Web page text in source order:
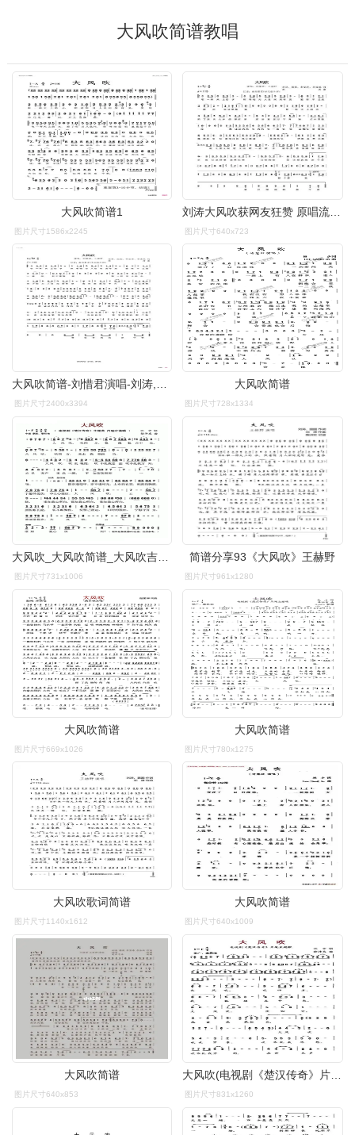
大风吹简谱教唱
大风吹简谱1
图片尺寸1586x2245 图片尺寸640x723
大风吹简谱-刘惜君演唱-刘涛,圆圆,李坚涛/刘涛词曲1
图片尺寸2400x3394
大风吹简谱
图片尺寸728x1334
图片尺寸731x1006
简谱分享93《大风吹》王赫野
图片尺寸961x1280
大风吹简谱
图片尺寸669x1026
大风吹简谱
图片尺寸780x1275
大风吹歌词简谱
图片尺寸1140x1612
大风吹简谱
图片尺寸640x1009
大风吹简谱
图片尺寸640x853 图片尺寸831x1260